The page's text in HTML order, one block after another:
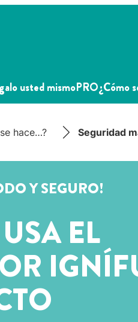
usted mismoPRO¿Cómo
hace…? Seguridad
Y SEGURO!
EL